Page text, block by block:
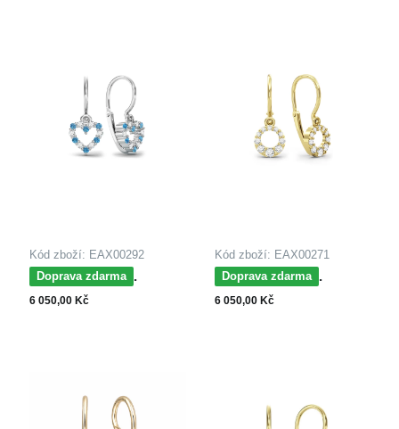
Kód zboží: EAX00292
Doprava zdarma
MOISS dětské
náušnice z bílého zlata
6 050,00 Kč
Kód zboží: EAX00271
Doprava zdarma
MOISS dětské
náušnice ze žlutého
6 050,00 Kč